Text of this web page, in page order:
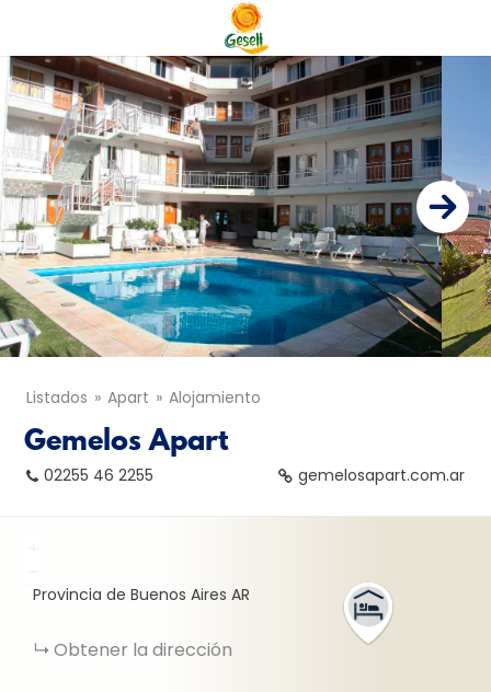
Listados Apart Alojamiento
Gemelos Apart
02255 46 2255 gemelosapart.com.ar
Provincia de Buenos Aires AR
Obtener la dirección